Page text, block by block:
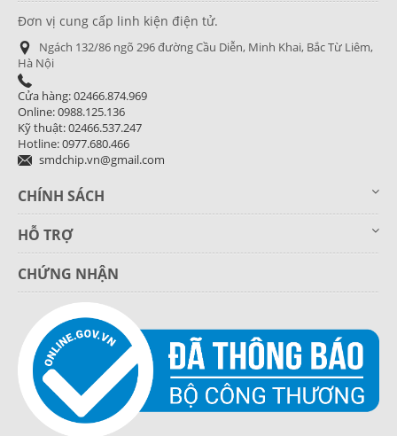
Đơn vị cung cấp linh kiện điện tử.
Ngách 132/86 ngõ 296 đường Cầu Diễn, Minh Khai, Bắc Từ Liêm,
Hà Nội
Cửa hàng: 02466.874.969
Online: 0988.125.136
Kỹ thuật: 02466.537.247
Hotline: 0977.680.466
smdchip.vn@gmail.com
CHÍNH SÁCH
HỖ TRỢ
CHỨNG NHẬN